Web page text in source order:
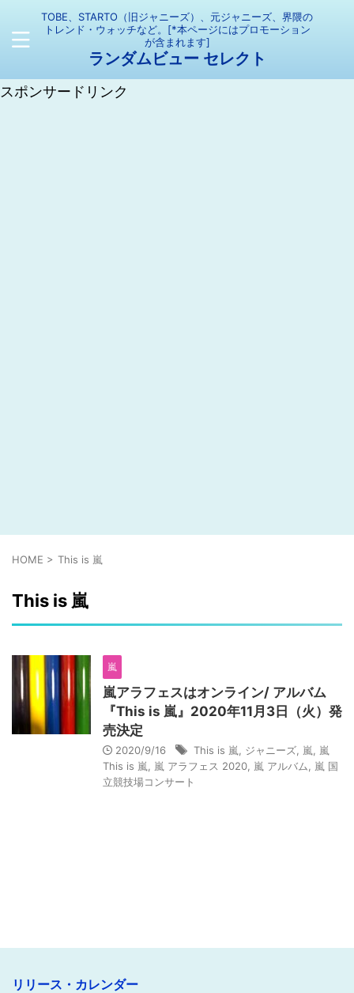
TOBE、STARTO（旧ジャニーズ）、元ジャニーズ、界隈の
トレンド・ウォッチなど。[*本ページにはプロモーション
が含まれます]
ランダムビュー セレクト
スポンサードリンク
HOME > This is 嵐
This is 嵐
嵐
嵐アラフェスはオンライン/ アルバム
『This is 嵐』2020年11月3日（火）発
売決定
2020/9/16 This is 嵐 ジャニーズ 嵐
嵐
This is 嵐
嵐 アラフェス 2020 嵐 アルバム
嵐 国
立競技場コンサート
リリース・カレンダー